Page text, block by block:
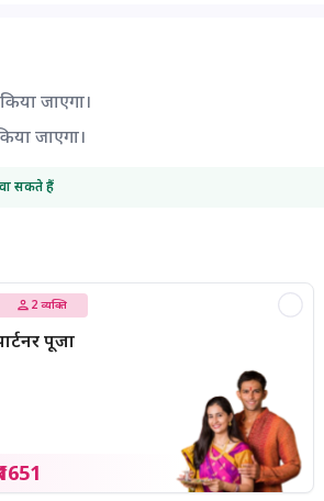
जाएगा।
जाएगा।
सकते हैं
2 व्यक्ति
पूजा